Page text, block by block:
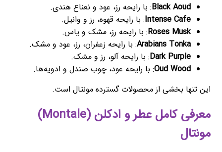
Black Aoud: با رایحه رز، عود و نعناع هندی.
Intense Cafe: با رایحه قهوه، رز و وانیل.
Roses Musk: با رایحه رز، مشک و یاس.
Arabians Tonka: با رایحه زعفران، رز، عود و مشک.
Dark Purple: با رایحه آلو، رز و مشک.
Oud Wood: با رایحه عود، چوب صندل و ادویه‌ها.
این تنها بخشی از محصولات گسترده مونتال است.
معرفی کامل عطر و ادکلن (Montale)
مونتال